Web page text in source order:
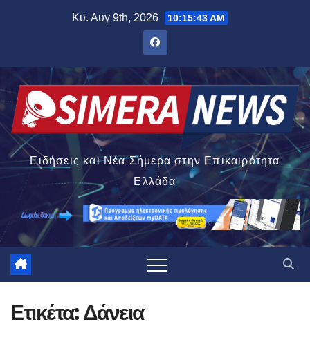
Κυ. Αυγ 9th, 2026 10:15:43 AM
Ειδήσεις και Νέα Σήμερα στην Επικαιρότητα
Ελλάδα
Ετικέτα:Δάνεια